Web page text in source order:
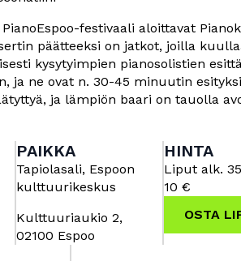
festivaali aloittavat
päätteeksi on jatkot, joilla
kysytyimpien pianosolistien
ja ne ovat n. 30-45 minuutin
ja lämpiön baari on tauolla
PAIKKA
Tapiolasali, Espoon
kulttuurikeskus
Kulttuuriaukio 2,
02100 Espoo
HINTA
Liput alk.
10 €
OSTA